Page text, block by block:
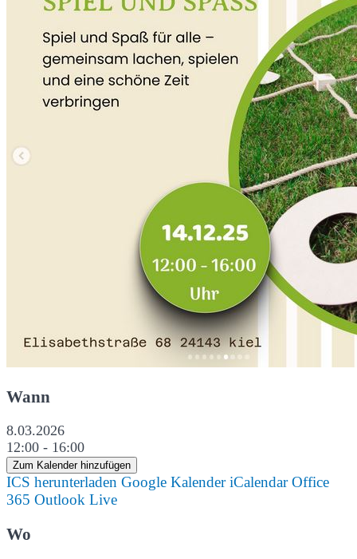
Wann
8.03.2026
12:00 - 16:00
Zum Kalender hinzufügen
ICS herunterladen Google Kalender iCalendar Office
365 Outlook Live
Wo